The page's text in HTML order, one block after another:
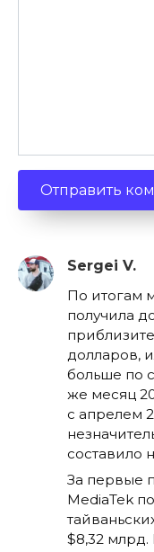
Sergei V.
По итогам
получила
долларов,
больше по
же месяц
с апрелем
составило
За первые
MediaTek
$8,32